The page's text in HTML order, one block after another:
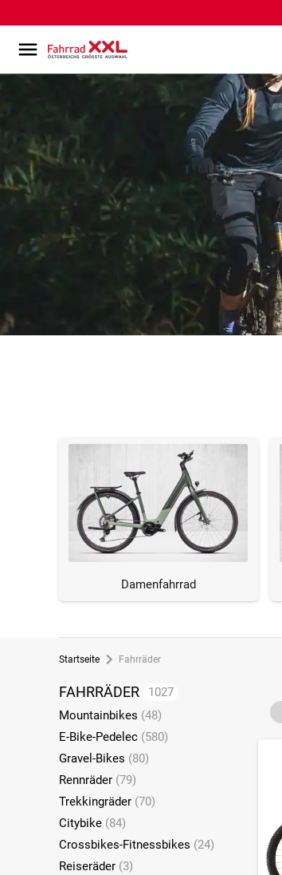
Damenfahrrad
Startseite Fahrräder
FAHRRÄDER
1027
Mountainbikes (48)
E-Bike-Pedelec (580)
Gravel-Bikes (80)
Rennräder (79)
Trekkingräder (70)
Citybike (84)
Crossbikes-Fitnessbikes (24)
Reiseräder (3)